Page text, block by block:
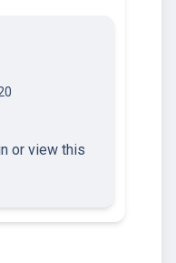
or view this